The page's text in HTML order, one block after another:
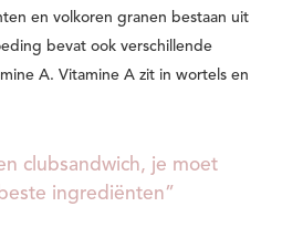
en volkoren granen bestaan ​​uit
bevat ook verschillende
A. Vitamine A zit in wortels en
clubsandwich, je moet
ingrediënten”